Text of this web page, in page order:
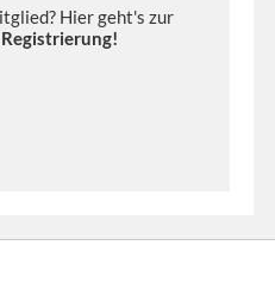
Hier geht's zur
!